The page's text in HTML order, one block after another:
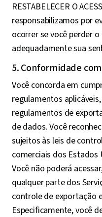
RESTABELECER O
responsabilizamos por
ocorrer se você perder
adequadamente sua
5. Conformidade
Você concorda em
regulamentos
regulamentos de
de dados. Você
sujeitos às leis de
comerciais dos Estados
Você não poderá
qualquer parte dos
controle de exportação
Especificamente, você